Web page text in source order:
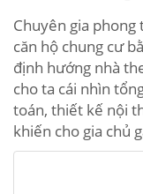
Chuyên gia
căn hộ chung cư
định hướng nhà
cho ta cái nhìn
toán, thiết kế nội
khiến cho gia chủ